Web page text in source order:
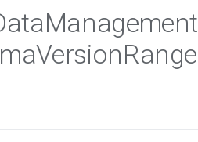
Management
VersionRange